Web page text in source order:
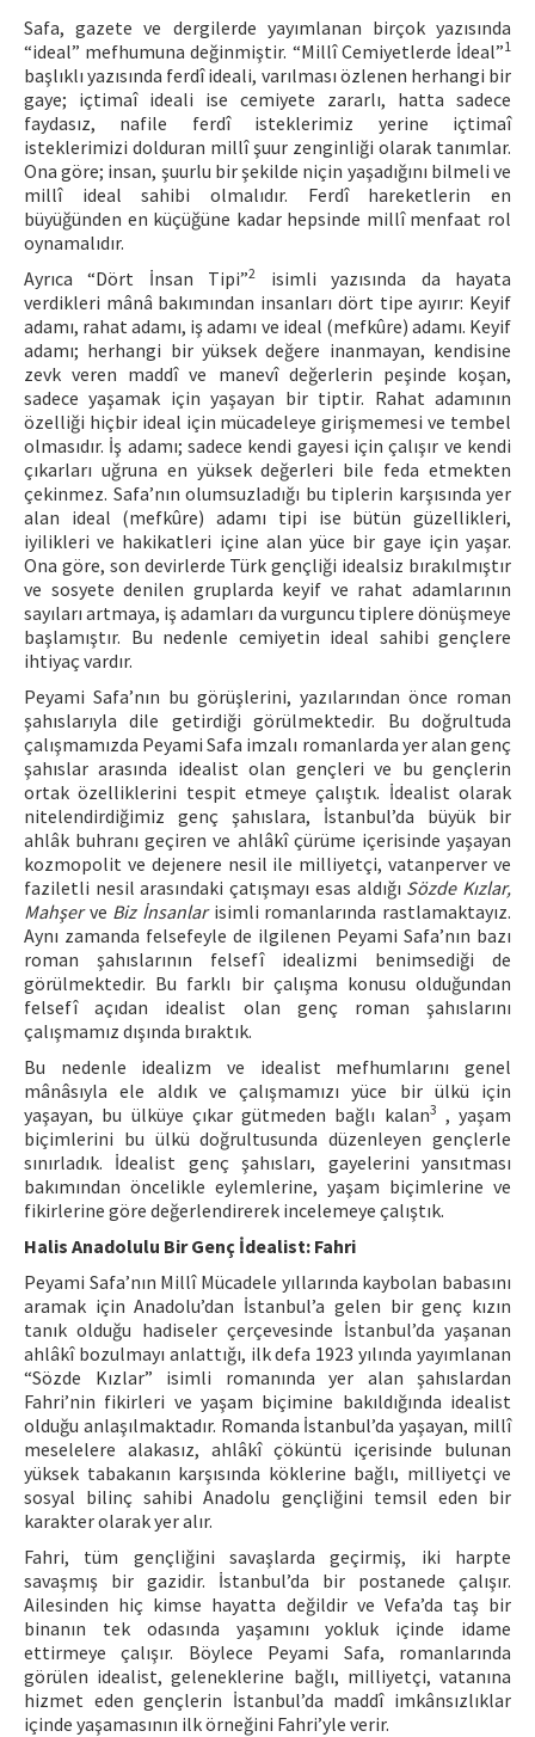
Safa, gazete ve dergilerde yayımlanan birçok yazısında
“ideal” mefhumuna değinmiştir. “Millî Cemiyetlerde İdeal”1
başlıklı yazısında ferdî ideali, varılması özlenen herhangi bir
gaye; içtimaî ideali ise cemiyete zararlı, hatta sadece
faydasız, nafile ferdî isteklerimiz yerine içtimaî
isteklerimizi dolduran millî şuur zenginliği olarak tanımlar.
Ona göre; insan, şuurlu bir şekilde niçin yaşadığını bilmeli ve
millî ideal sahibi olmalıdır. Ferdî hareketlerin en
büyüğünden en küçüğüne kadar hepsinde millî menfaat rol
oynamalıdır.
Ayrıca “Dört İnsan Tipi”2
isimli yazısında da hayata
verdikleri mânâ bakımından insanları dört tipe ayırır: Keyif
adamı, rahat adamı, iş adamı ve ideal (mefkûre) adamı. Keyif
adamı; herhangi bir yüksek değere inanmayan, kendisine
zevk veren maddî ve manevî değerlerin peşinde koşan,
sadece yaşamak için yaşayan bir tiptir. Rahat adamının
özelliği hiçbir ideal için mücadeleye girişmemesi ve tembel
olmasıdır. İş adamı; sadece kendi gayesi için çalışır ve kendi
çıkarları uğruna en yüksek değerleri bile feda etmekten
çekinmez. Safa’nın olumsuzladığı bu tiplerin karşısında yer
alan ideal (mefkûre) adamı tipi ise bütün güzellikleri,
iyilikleri ve hakikatleri içine alan yüce bir gaye için yaşar.
Ona göre, son devirlerde Türk gençliği idealsiz bırakılmıştır
ve sosyete denilen gruplarda keyif ve rahat adamlarının
sayıları artmaya, iş adamları da vurguncu tiplere dönüşmeye
başlamıştır. Bu nedenle cemiyetin ideal sahibi gençlere
ihtiyaç vardır.
Peyami Safa’nın bu görüşlerini, yazılarından önce roman
şahıslarıyla dile getirdiği görülmektedir. Bu doğrultuda
çalışmamızda Peyami Safa imzalı romanlarda yer alan genç
şahıslar arasında idealist olan gençleri ve bu gençlerin
ortak özelliklerini tespit etmeye çalıştık. İdealist olarak
nitelendirdiğimiz genç şahıslara, İstanbul’da büyük bir
ahlâk buhranı geçiren ve ahlâkî çürüme içerisinde yaşayan
kozmopolit ve dejenere nesil ile milliyetçi, vatanperver ve
faziletli nesil arasındaki çatışmayı esas aldığı Sözde Kızlar,
Mahşerve Biz İnsanlarisimli romanlarında rastlamaktayız.
Aynı zamanda felsefeyle de ilgilenen Peyami Safa’nın bazı
roman şahıslarının felsefî idealizmi benimsediği de
görülmektedir. Bu farklı bir çalışma konusu olduğundan
felsefî açıdan idealist olan genç roman şahıslarını
çalışmamız dışında bıraktık.
Bu nedenle idealizm ve idealist mefhumlarını genel
mânâsıyla ele aldık ve çalışmamızı yüce bir ülkü için
yaşayan, bu ülküye çıkar gütmeden bağlı kalan3 , yaşam
biçimlerini bu ülkü doğrultusunda düzenleyen gençlerle
sınırladık. İdealist genç şahısları, gayelerini yansıtması
bakımından öncelikle eylemlerine, yaşam biçimlerine ve
fikirlerine göre değerlendirerek incelemeye çalıştık.
Halis Anadolulu Bir Genç İdealist: Fahri
Peyami Safa’nın Millî Mücadele yıllarında kaybolan babasını
aramak için Anadolu’dan İstanbul’a gelen bir genç kızın
tanık olduğu hadiseler çerçevesinde İstanbul’da yaşanan
ahlâkî bozulmayı anlattığı, ilk defa 1923 yılında yayımlanan
“Sözde Kızlar” isimli romanında yer alan şahıslardan
Fahri’nin fikirleri ve yaşam biçimine bakıldığında idealist
olduğu anlaşılmaktadır. Romanda İstanbul’da yaşayan, millî
meselelere alakasız, ahlâkî çöküntü içerisinde bulunan
yüksek tabakanın karşısında köklerine bağlı, milliyetçi ve
sosyal bilinç sahibi Anadolu gençliğini temsil eden bir
karakter olarak yer alır.
Fahri, tüm gençliğini savaşlarda geçirmiş, iki harpte
savaşmış bir gazidir. İstanbul’da bir postanede çalışır.
Ailesinden hiç kimse hayatta değildir ve Vefa’da taş bir
binanın tek odasında yaşamını yokluk içinde idame
ettirmeye çalışır. Böylece Peyami Safa, romanlarında
görülen idealist, geleneklerine bağlı, milliyetçi, vatanına
hizmet eden gençlerin İstanbul’da maddî imkânsızlıklar
içinde yaşamasının ilk örneğini Fahri’yle verir.